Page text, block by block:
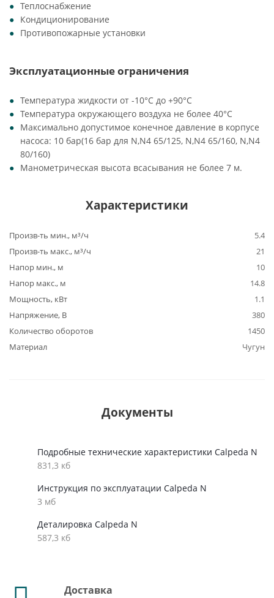
Теплоснабжение
Кондиционирование
Противопожарные установки
Эксплуатационные ограничения
Температура жидкости от -10°C до +90°C
Температура окружающего воздуха не более 40°C
Максимально допустимое конечное давление в корпусе
насоса: 10 бар(16 бар для N,N4 65/125, N,N4 65/160, N,N4
80/160)
Манометрическая высота всасывания не более 7 м.
Характеристики
Произв-ть мин., м³/ч
5.4
Произв-ть макс., м³/ч
21
Напор мин., м
10
Напор макс., м
14.8
Мощность, кВт
1.1
Напряжение, В
380
Количество оборотов
1450
Материал
Чугун
Документы
Подробные технические характеристики Calpeda N
831,3 кб
Инструкция по эксплуатации Calpeda N
3 мб
Деталировка Calpeda N
587,3 кб
Доставка